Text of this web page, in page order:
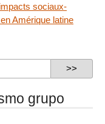
sociaux-
Amérique latine
grupo